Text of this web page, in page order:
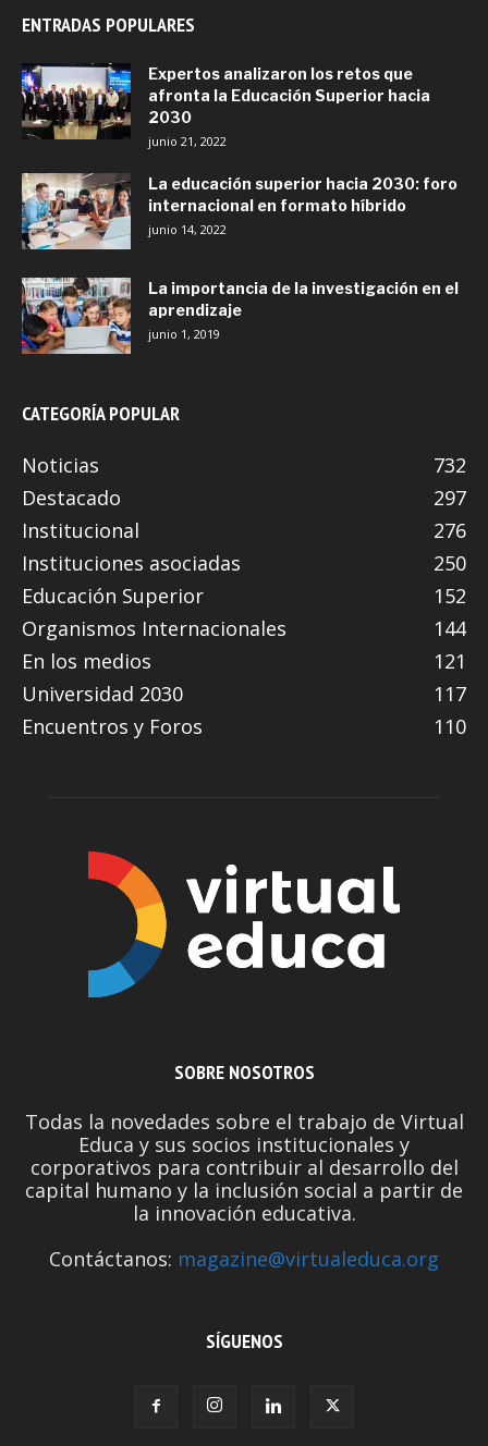
ENTRADAS POPULARES
Expertos analizaron los retos que
afronta la Educación Superior hacia
2030
junio 21, 2022
La educación superior hacia 2030: foro
internacional en formato híbrido
junio 14, 2022
La importancia de la investigación en el
aprendizaje
junio 1, 2019
CATEGORÍA POPULAR
Noticias
732
Destacado
297
Institucional
276
Instituciones asociadas
250
Educación Superior
152
Organismos Internacionales
144
En los medios
121
Universidad 2030
117
Encuentros y Foros
110
SOBRE NOSOTROS
Todas la novedades sobre el trabajo de Virtual
Educa y sus socios institucionales y
corporativos para contribuir al desarrollo del
capital humano y la inclusión social a partir de
la innovación educativa.
Contáctanos: magazine@virtualeduca.org
SÍGUENOS